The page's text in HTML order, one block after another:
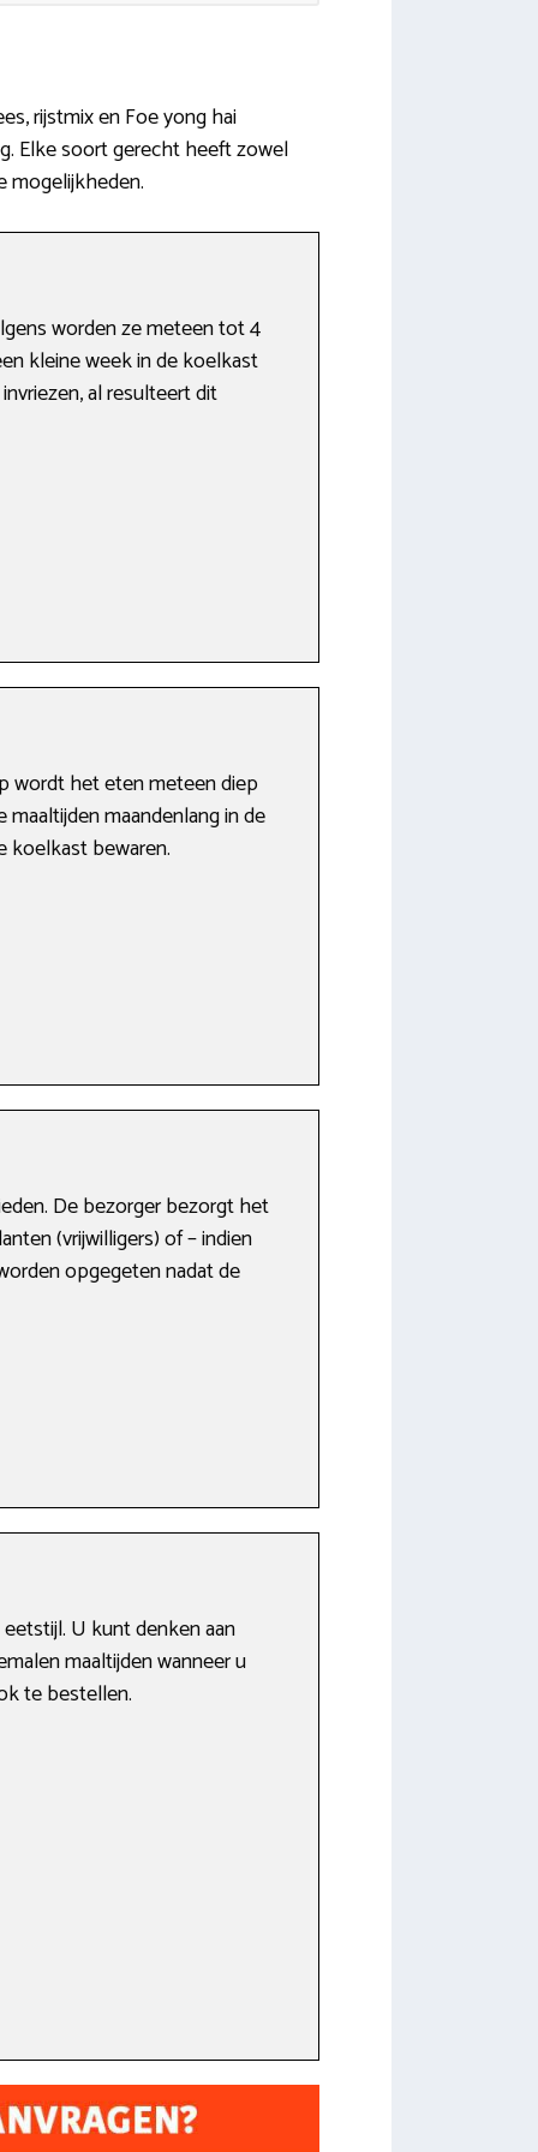
rijstmix en Foe yong hai
Elke soort gerecht heeft zowel
mogelijkheden.
worden ze meteen tot 4
kleine week in de koelkast
al resulteert dit
wordt het eten meteen diep
maandenlang in de
koelkast bewaren.
De bezorger bezorgt het
(vrijwilligers) of – indien
opgegeten nadat de
U kunt denken aan
maaltijden wanneer u
te bestellen.